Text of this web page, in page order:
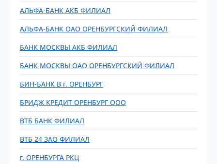
АЛЬФА-БАНК АКБ ФИЛИАЛ
АЛЬФА-БАНК ОАО ОРЕНБУРГСКИЙ ФИЛИАЛ
БАНК МОСКВЫ АКБ ФИЛИАЛ
БАНК МОСКВЫ ОАО ОРЕНБУРГСКИЙ ФИЛИАЛ
БИН-БАНК В г. ОРЕНБУРГ
БРИДЖ КРЕДИТ ОРЕНБУРГ ООО
ВТБ БАНК ФИЛИАЛ
ВТБ 24 ЗАО ФИЛИАЛ
г. ОРЕНБУРГА РКЦ